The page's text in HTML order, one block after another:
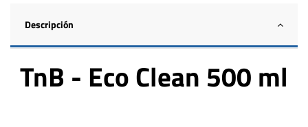
Descripción
TnB - Eco Clean 500 ml